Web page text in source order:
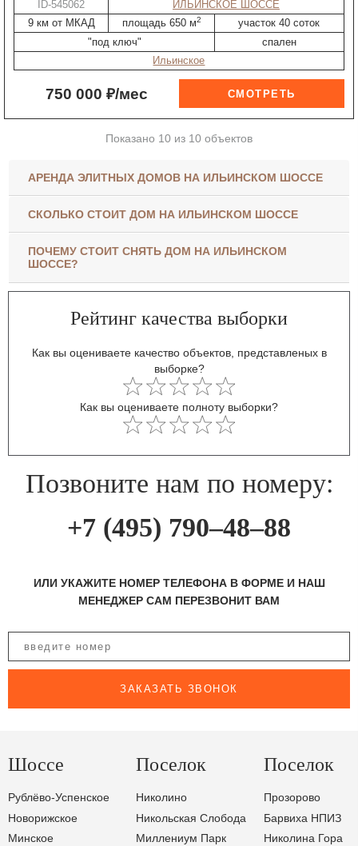
ID-545062
ИЛЬИНСКОЕ ШОССЕ
9 км от МКАД
площадь 650 м2
участок 40 соток
"под ключ"
спален
Ильинское
750 000 ₽/мес
Показано 10 из 10 объектов
АРЕНДА ЭЛИТНЫХ ДОМОВ НА ИЛЬИНСКОМ ШОССЕ
СКОЛЬКО СТОИТ ДОМ НА ИЛЬИНСКОМ ШОССЕ
ПОЧЕМУ СТОИТ СНЯТЬ ДОМ НА ИЛЬИНСКОМ
ШОССЕ?
Рейтинг качества выборки
Как вы оцениваете качество объектов, представленых в
выборке?
Как вы оцениваете полноту выборки?
Позвоните нам по номеру:
+7 (495) 790–48–88
ИЛИ УКАЖИТЕ НОМЕР ТЕЛЕФОНА В ФОРМЕ И НАШ
МЕНЕДЖЕР САМ ПЕРЕЗВОНИТ ВАМ
ЗАКАЗАТЬ ЗВОНОК
Шоссе
Рублёво-Успенское
Новорижское
Минское
Поселок
Николино
Никольская Слобода
Миллениум Парк
Поселок
Прозорово
Барвиха НПИЗ
Николина Гора